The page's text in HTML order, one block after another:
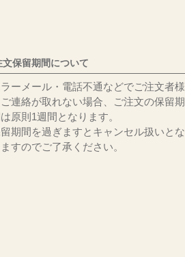
文保留期間について
ーメール・電話不通などでご注文者様
ご連絡が取れない場合、ご注文の保留期
原則1週間となります。
期間を過ぎますとキャンセル扱いとな
ますのでご了承ください。